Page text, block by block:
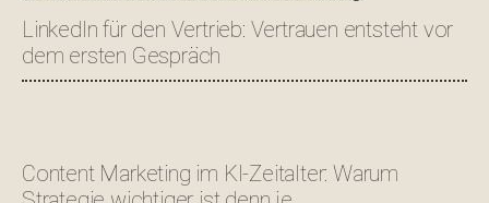
LinkedIn für den Vertrieb: Vertrauen entsteht vor
dem ersten Gespräch
Content Marketing im KI-Zeitalter: Warum